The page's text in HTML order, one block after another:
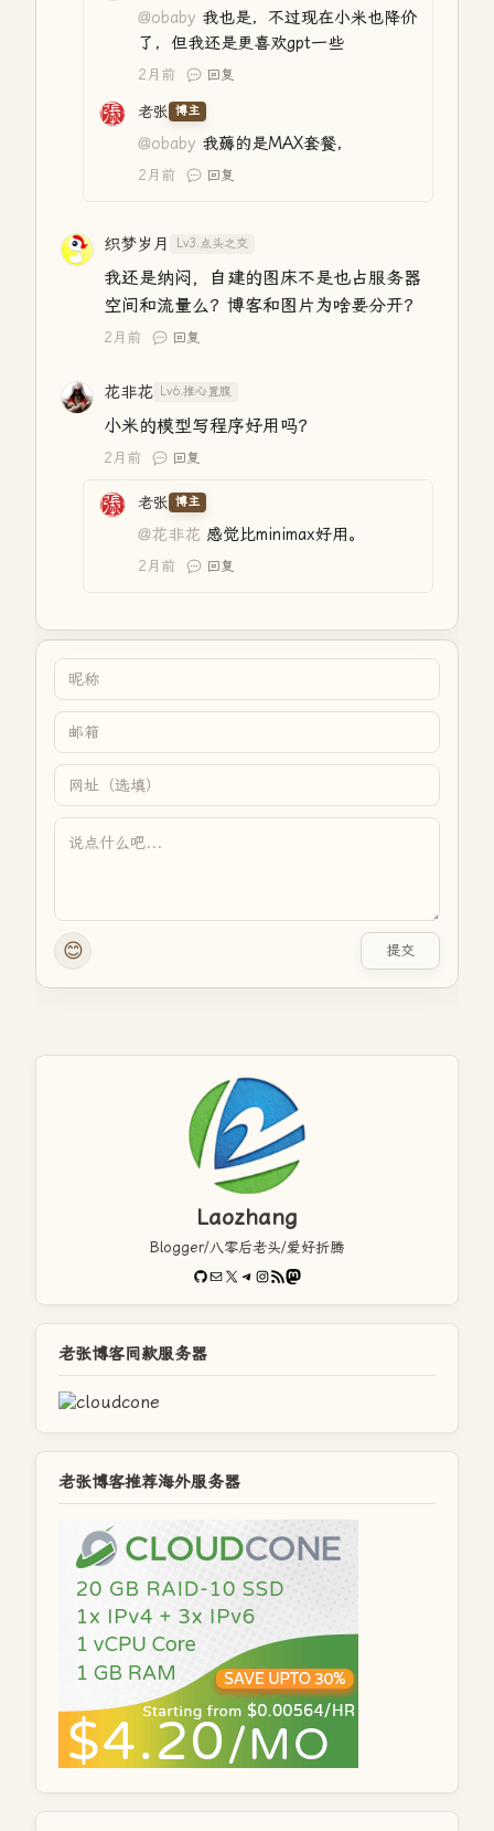
@obaby 我也是，不过现在小米也降价
了，但我还是更喜欢gpt一些
2月前 回复
老张 博主
@obaby 我薅的是MAX套餐，
2月前 回复
织梦岁月 Lv3.点头之交
我还是纳闷，自建的图床不是也占服务器
空间和流量么？博客和图片为啥要分开？
2月前 回复
花非花 Lv6.推心置腹
小米的模型写程序好用吗？
2月前 回复
老张 博主
@花非花 感觉比minimax好用。
2月前 回复
😊 提交
Laozhang
Blogger/八零后老头/爱好折腾
GitHub
电子邮件X Telegram
Instagram
RSS FeedMastodon
老张博客同款服务器
老张博客推荐海外服务器